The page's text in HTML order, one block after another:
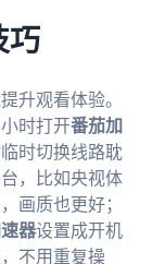
巧
升观看体验。
时打开番茄加
时切换线路耽
，比如央视体
画质也更好；
器设置成开机
不用重复操